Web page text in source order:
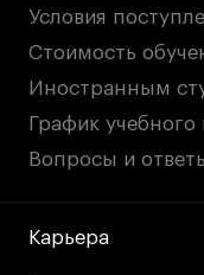
Условия
Стоимость
Иностранным
График учебного
Вопросы и
Карьера